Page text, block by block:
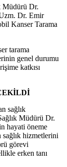
Müdürü Dr.
Dr. Emir
Kanser Tarama
tarama
genel durumu
katkısı
sağlık
Müdürü Dr.
hayati öneme
hizmetlerini
görevi
erken tanı